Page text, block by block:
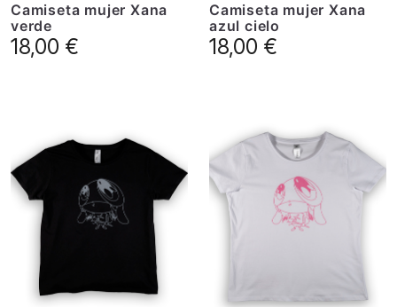
Camiseta mujer Xana
verde
18,00 €
Camiseta mujer Xana
azul cielo
18,00 €